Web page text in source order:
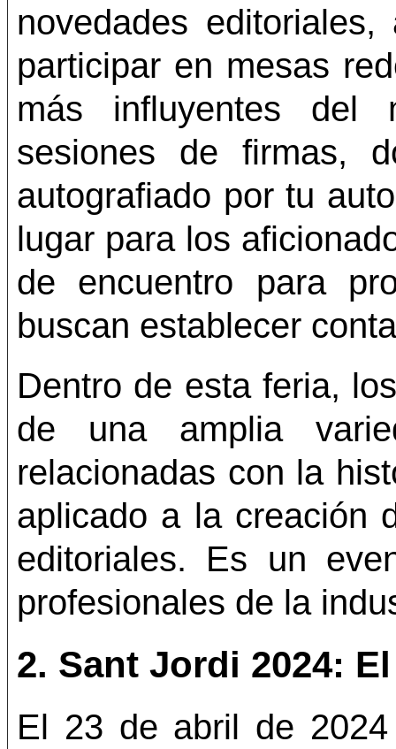
novedades
participar en mesas
más influyentes del
sesiones de firmas,
autografiado por tu
lugar para los
de encuentro para
buscan establecer
Dentro de esta feria,
de una amplia
relacionadas con la
aplicado a la creación
editoriales. Es un
profesionales de la
2. Sant Jordi 2024:
El 23 de abril de